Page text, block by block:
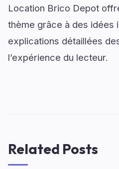
Location Brico Depot
thème grâce à des idées
explications détaillées
l’expérience du lecteur.
Related Posts